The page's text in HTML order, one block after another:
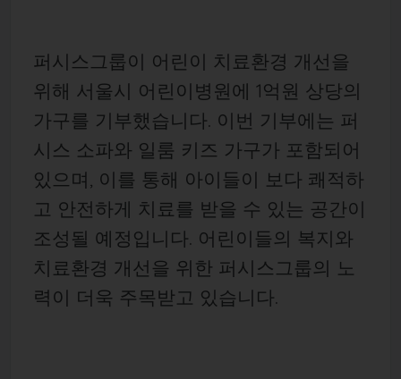
퍼시스그룹이 어린이 치료환경 개선을
위해 서울시 어린이병원에 1억원 상당의
가구를 기부했습니다. 이번 기부에는 퍼
시스 소파와 일룸 키즈 가구가 포함되어
있으며, 이를 통해 아이들이 보다 쾌적하
고 안전하게 치료를 받을 수 있는 공간이
조성될 예정입니다. 어린이들의 복지와
치료환경 개선을 위한 퍼시스그룹의 노
력이 더욱 주목받고 있습니다.